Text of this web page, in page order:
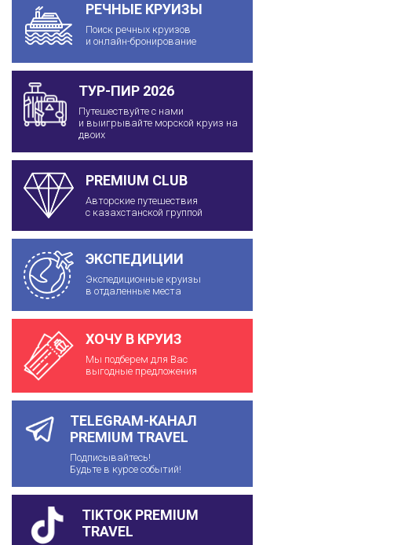
РЕЧНЫЕ КРУИЗЫ
Поиск речных круизов
и онлайн-бронирование
ТУР-ПИР 2026
Путешествуйте с нами
и выигрывайте морской круиз на
двоих
PREMIUM CLUB
Авторские путешествия
с казахстанской группой
ЭКСПЕДИЦИИ
Экспедиционные круизы
в отдаленные места
ХОЧУ В КРУИЗ
Мы подберем для Вас
выгодные предложения
TELEGRAM-КАНАЛ
PREMIUM TRAVEL
Подписывайтесь!
Будьте в курсе событий!
TIKTOK PREMIUM
TRAVEL